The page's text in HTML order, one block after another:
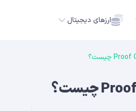
ارزهای دیجیتال
BTC